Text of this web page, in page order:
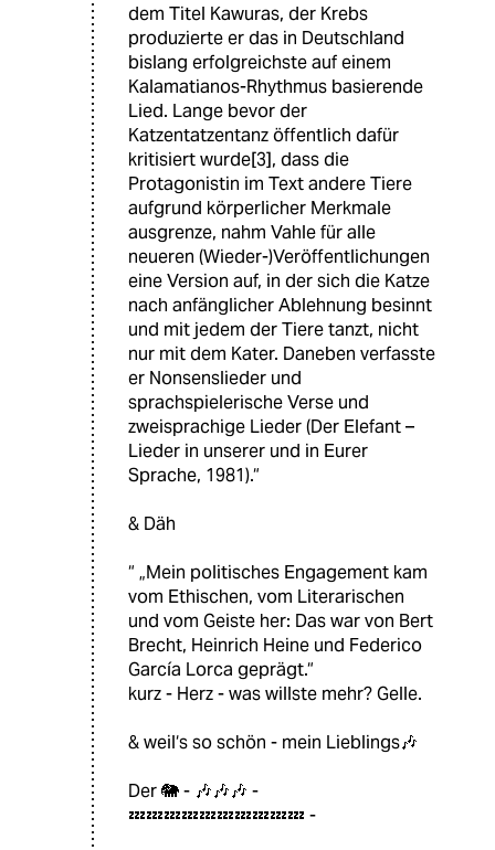
dem Titel Kawuras, der Krebs
produzierte er das in Deutschland
bislang erfolgreichste auf einem
Kalamatianos-Rhythmus basierende
Lied. Lange bevor der
Katzentatzentanz öffentlich dafür
kritisiert wurde[3], dass die
Protagonistin im Text andere Tiere
aufgrund körperlicher Merkmale
ausgrenze, nahm Vahle für alle
neueren (Wieder-)Veröffentlichungen
eine Version auf, in der sich die Katze
nach anfänglicher Ablehnung besinnt
und mit jedem der Tiere tanzt, nicht
nur mit dem Kater. Daneben verfasste
er Nonsenslieder und
sprachspielerische Verse und
zweisprachige Lieder (Der Elefant –
Lieder in unserer und in Eurer
Sprache, 1981).“
& Däh
“ „Mein politisches Engagement kam
vom Ethischen, vom Literarischen
und vom Geiste her: Das war von Bert
Brecht, Heinrich Heine und Federico
García Lorca geprägt.“
kurz - Herz - was willste mehr? Gelle.
& weil‘s so schön - mein Lieblings🎶
Der 🐘 - 🎶🎶🎶 -
💤💤💤💤💤💤💤💤💤💤 -